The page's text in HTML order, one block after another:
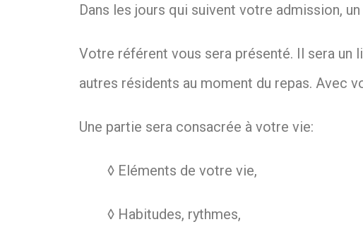
Dans les jours qui suivent votre admission,
Votre référent vous sera présenté. Il sera
autres résidents au moment du repas. Avec
Une partie sera consacrée à votre vie:
◊ Eléments de votre vie,
◊ Habitudes, rythmes,